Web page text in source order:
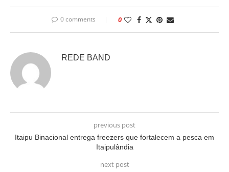
0 comments 0
REDE BAND
previous post
Itaipu Binacional entrega freezers que fortalecem a pesca em
Itaipulândia
next post